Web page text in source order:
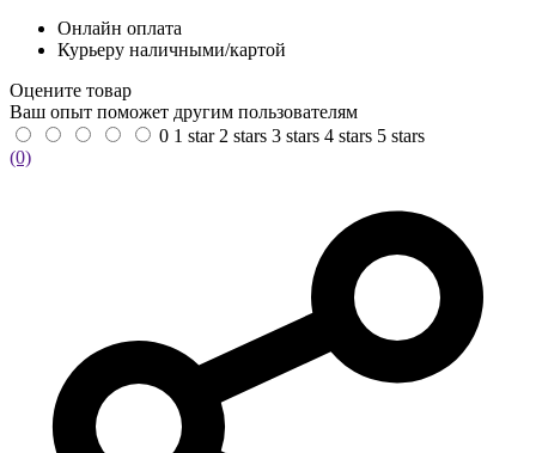
Онлайн оплата
Курьеру наличными/картой
Оцените товар
Ваш опыт поможет другим пользователям
0 1 star 2 stars 3 stars 4 stars 5 stars
(0)